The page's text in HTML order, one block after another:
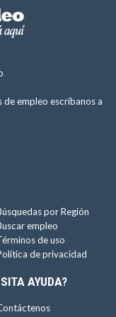
empleo escríbanos a
por Región
empleo
de uso
de privacidad
AYUDA?